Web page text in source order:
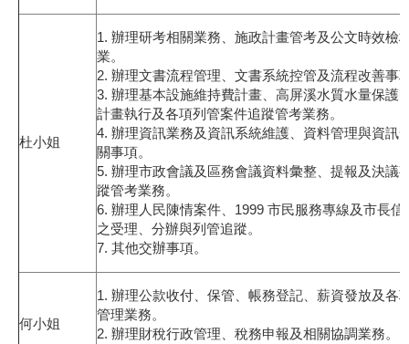
杜小姐
1. 辦理研考相關業務、施政計畫管考及公文時效檢
業。
2. 辦理文書流程管理、文書系統控管及流程改善事
3. 辦理基本設施維持費計畫、高屏溪水質水量保護
計畫執行及各項列管案件追蹤管考業務。
4. 辦理資訊業務及資訊系統維護、資料管理與資訊
關事項。
5. 辦理市政會議及區務會議資料彙整、提報及決議
蹤管考業務。
6. 辦理人民陳情案件、1999 市民服務專線及市長信
之受理、分辦與列管追蹤。
7. 其他交辦事項。
何小姐
1. 辦理公款收付、保管、帳務登記、薪資發放及各
管理業務。
2. 辦理財稅行政管理、稅務申報及相關協調業務。